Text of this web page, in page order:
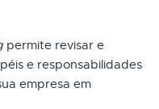
permite revisar e
e responsabilidades
empresa em